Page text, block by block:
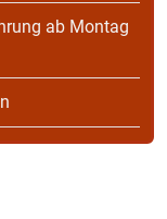
ab Montag